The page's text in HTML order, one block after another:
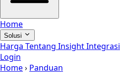
Home
Solusi
Harga Tentang InsightIntegrasi
Login
Home› Panduan